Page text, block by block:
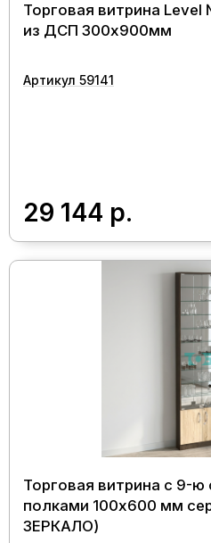
Торговая витрина
из ДСП 300х900мм
Артикул 59141
29 144 р.
Торговая витрина с 9-
полками 100x600 мм
ЗЕРКАЛО)